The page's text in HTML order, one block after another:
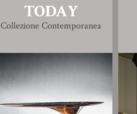
TODAY
Collezione Contemporanea